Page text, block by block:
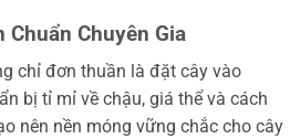
Chuẩn Chuyên Gia
chỉ đơn thuần là đặt cây vào
bị tỉ mỉ về chậu, giá thể và cách
nên nền móng vững chắc cho cây